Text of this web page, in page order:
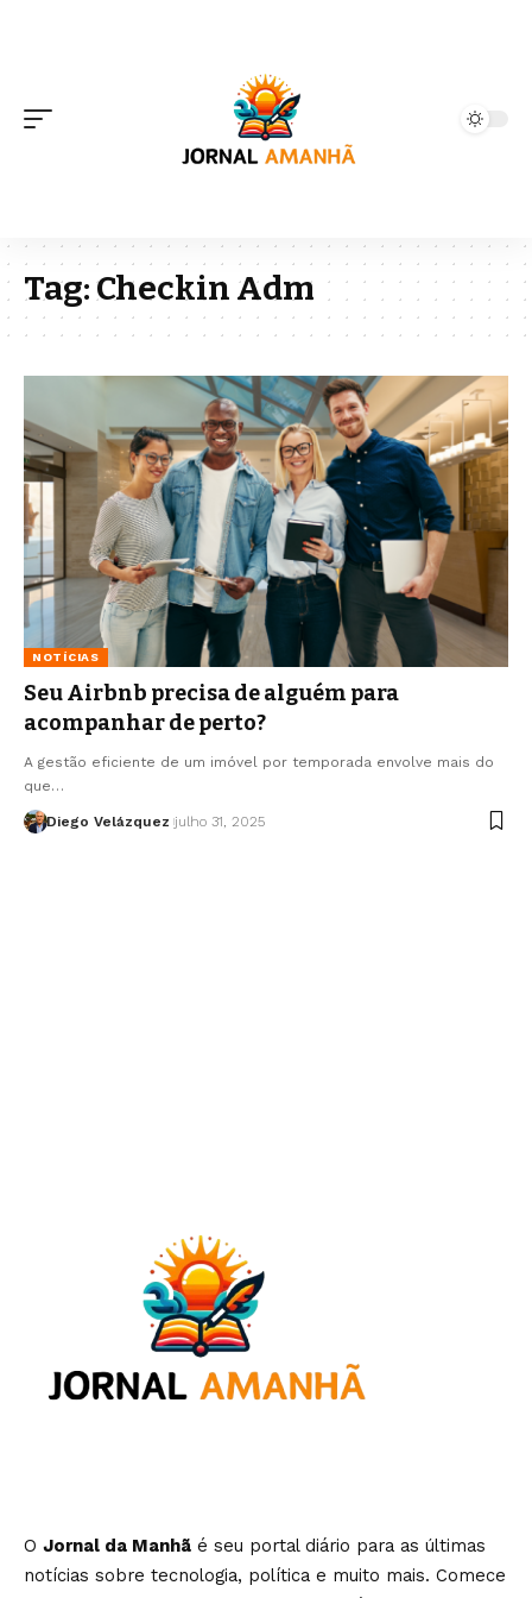
Tag:Checkin Adm
NOTÍCIAS
Seu Airbnb precisa de alguém para
acompanhar de perto?
A gestão eficiente de um imóvel por temporada envolve mais do
que…
Diego Velázquez julho 31, 2025
O Jornal da Manhã é seu portal diário para as últimas
notícias sobre tecnologia, política e muito mais. Comece